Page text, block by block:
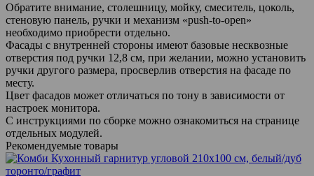
Обратите внимание, столешницу, мойку, смеситель, цоколь,
стеновую панель, ручки и механизм «push-to-open»
необходимо приобрести отдельно.
Фасады с внутренней стороны имеют базовые несквозные
отверстия под ручки 12,8 см, при желании, можно установить
ручки другого размера, просверлив отверстия на фасаде по
месту.
Цвет фасадов может отличаться по тону в зависимости от
настроек монитора.
С инструкциями по сборке можно ознакомиться на странице
отдельных модулей.
Рекомендуемые товары